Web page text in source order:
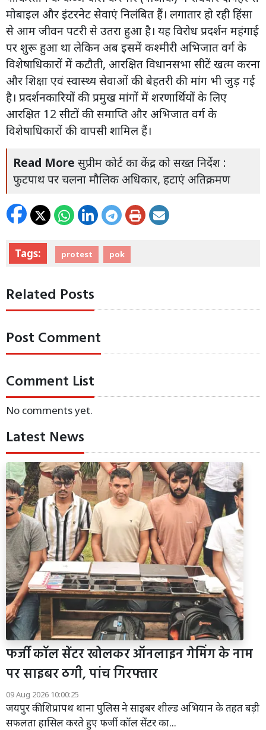
मोबाइल और इंटरनेट सेवाएं निलंबित हैं। लगातार हो रही हिंसा
से आम जीवन पटरी से उतरा हुआ है। यह विरोध प्रदर्शन महंगाई
पर शुरू हुआ था लेकिन अब इसमें कश्मीरी अभिजात वर्ग के
विशेषाधिकारों में कटौती, आरक्षित विधानसभा सीटें खत्म करना
और शिक्षा एवं स्वास्थ्य सेवाओं की बेहतरी की मांग भी जुड़ गई
है। प्रदर्शनकारियों की प्रमुख मांगों में शरणार्थियों के लिए
आरक्षित 12 सीटों की समाप्ति और अभिजात वर्ग के
विशेषाधिकारों की वापसी शामिल हैं।
Read More सुप्रीम कोर्ट का केंद्र को सख्त निर्देश :
फुटपाथ पर चलना मौलिक अधिकार, हटाएं अतिक्रमण
Tags: protest pok
Related Posts
Post Comment
Comment List
No comments yet.
Latest News
फर्जी कॉल सेंटर खोलकर ऑनलाइन गेमिंग के नाम
पर साइबर ठगी, पांच गिरफ्तार
09 Aug 2026 10:00:25
जयपुर की शिप्रापथ थाना पुलिस ने साइबर शील्ड अभियान के तहत बड़ी
सफलता हासिल करते हुए फर्जी कॉल सेंटर का...